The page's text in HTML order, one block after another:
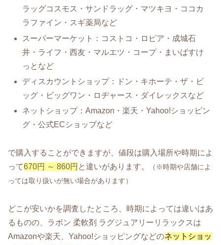
ラッグコスモス・サンドラッグ・マツキヨ・ココカ
ラファイン・スギ薬局など
スーパーマーケット：コストコ・ロピア・成城石
井・ライフ・西友・マルエツ・コープ・まいばすけ
っとなど
ディスカウントショップ：ドン・キホーテ・ザ・ビ
ッグ・ビッグワン・ロヂャース・ダイレックスなど
ネットショップ：Amazon・楽天・Yahoo!ショッピン
グ・公式ECショップなど
で購入することができますが、値段は購入場所や時期によ
って670円 ～ 860円 と違いがあります。
（※時期や店舗によ
っては取り扱いが無い場合があります）
どこが安いかを調査したところ、時期によっては違いはあ
るものの、ラボン 柔軟剤 ラグジュアリーリラックスは
Amazonや楽天、Yahoo!ショッピングなどのネットショッ